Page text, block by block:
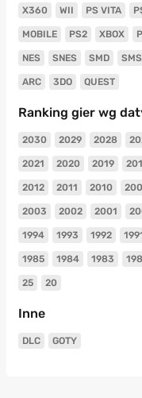
X360 WII PS VITA
MOBILE PS2 XBOX
NES SNES SMD SMS
ARC 3DO QUEST
Ranking gier wg
2030 2029 2028
2021 2020 2019
2012 2011 2010
2003 2002 2001
1994 1993 1992
1985 1984 1983
25 20
Inne
DLC GOTY